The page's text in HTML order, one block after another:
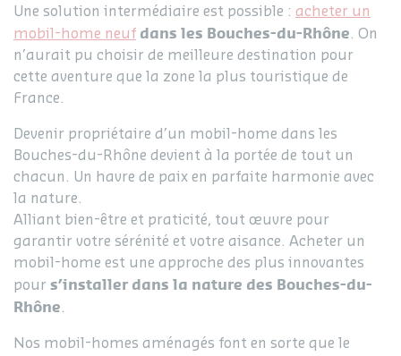
Une solution intermédiaire est possible : acheter un
mobil-home neuf dans les Bouches-du-Rhône. On
n’aurait pu choisir de meilleure destination pour
cette aventure que la zone la plus touristique de
France.
Devenir propriétaire d’un mobil-home dans les
Bouches-du-Rhône devient à la portée de tout un
chacun. Un havre de paix en parfaite harmonie avec
la nature.
Alliant bien-être et praticité, tout œuvre pour
garantir votre sérénité et votre aisance. Acheter un
mobil-home est une approche des plus innovantes
pour s’installer dans la nature des Bouches-du-
Rhône.
Nos mobil-homes aménagés font en sorte que le